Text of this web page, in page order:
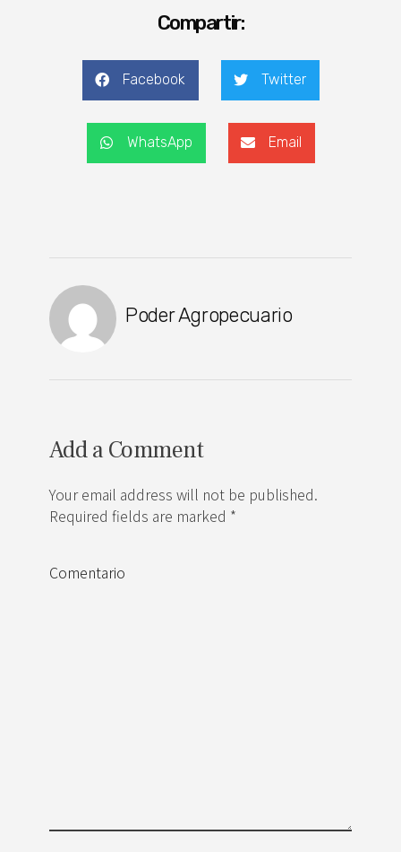
Compartir:
Facebook Twitter
WhatsApp Email
Poder Agropecuario
Add a Comment
Your email address will not be published.
Required fields are marked *
Comentario